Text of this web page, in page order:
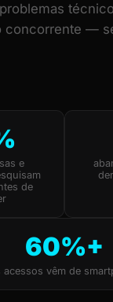
concorrente —
e
de
60%+
acessos vêm de